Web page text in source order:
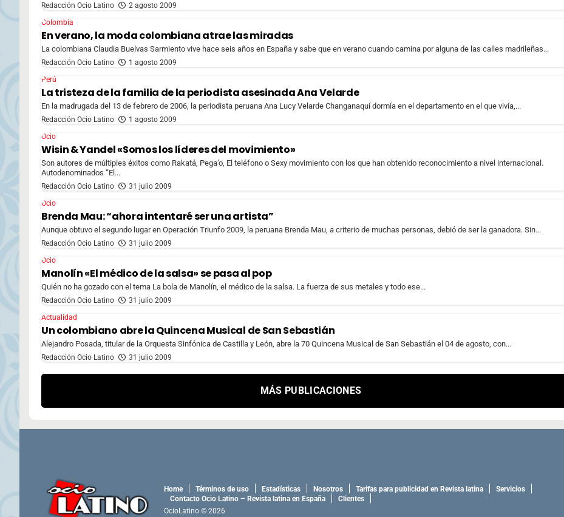
Redacción Ocio Latino
2 agosto 2009
Colombia
En verano, la moda colombiana atrae las miradas
La colombiana Claudia Buelvas Sarmiento vive hace seis años en España y sabe que en verano cuando camina por alguna de las calles madrileñas...
Redacción Ocio Latino
1 agosto 2009
Perú
La tristeza de la familia de la periodista asesinada Ana Velarde
En la madrugada del 13 de febrero de 2006, la periodista peruana Ana Lucy Velarde Changanaquí dormía en el departamento en el que vivía,...
Redacción Ocio Latino
1 agosto 2009
Ocio
Wisin & Yandel «Somos los líderes del movimiento»
Son autores de múltiples éxitos como Rakatá, Pega’o, El teléfono o Sexy movimiento con los que han obtenido reconocimiento a nivel internacional.
Autodenominados “El...
Redacción Ocio Latino
31 julio 2009
Ocio
Brenda Mau: “ahora intentaré ser una artista”
Aunque obtuvo el segundo lugar en Operación Triunfo 2009, la peruana Brenda Mau, a criterio de muchas personas, debió de ser la ganadora. Sin...
Redacción Ocio Latino
31 julio 2009
Ocio
Manolín «El médico de la salsa» se pasa al pop
Quién no ha gozado con el tema La bola de Manolín, el médico de la salsa. La fuerza de sus metales y todo ese...
Redacción Ocio Latino
31 julio 2009
Actualidad
Un colombiano abre la Quincena Musical de San Sebastián
Alejandro Posada, titular de la Orquesta Sinfónica de Castilla y León, abre la 70 Quincena Musical de San Sebastián el 04 de agosto, con...
Redacción Ocio Latino 31 julio 2009
MÁS PUBLICACIONES
Home Términos de uso Estadísticas Nosotros Tarifas para publicidad en Revista latina
Servicios
Contacto Ocio Latino – Revista latina en España
Clientes
OcioLatino © 2026